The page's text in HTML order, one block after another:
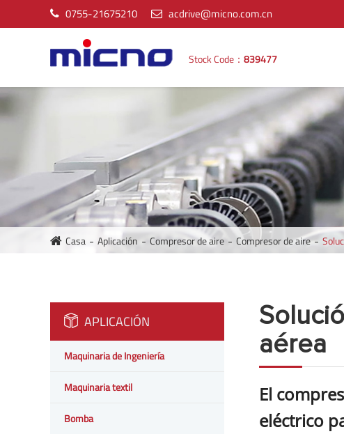
0755-21675210 acdrive@micno.com.cn
Stock Code： 839477
Casa Aplicación Compresor de aire Compresor de aire
APLICACIÓN
Maquinaria de Ingeniería
Maquinaria textil
Bomba
aérea
El
eléctrico